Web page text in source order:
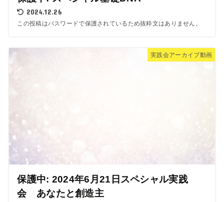
2024.12.26
この投稿はパスワードで保護されているため抜粋文はありません。
実践会アーカイブ動画
保護中: 2024年6月21日スペシャル実践
会 あなたと創造主